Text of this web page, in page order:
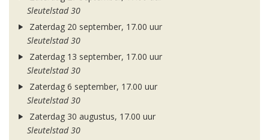
Sleutelstad 30
Zaterdag 20 september, 17.00 uur
Sleutelstad 30
Zaterdag 13 september, 17.00 uur
Sleutelstad 30
Zaterdag 6 september, 17.00 uur
Sleutelstad 30
Zaterdag 30 augustus, 17.00 uur
Sleutelstad 30